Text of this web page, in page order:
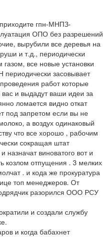
гпн-МНПЗ-
ОПО без разрешений
вырубили все деревья на
и т.д., периодически
все новые установки
засовывает
работ которые
и выдадут ваши идеи за
ломается видно откат
под запретом если вы не
а воздух одинаковый
что все хорошо , рабочим
сокращая штат
назначат виноватого вот и
козлом отпущения . 3 мелких
. и кода же прокуратура
топ менеджеров. От
разорился ООО РСУ
и создали службу
и когда бабахнет